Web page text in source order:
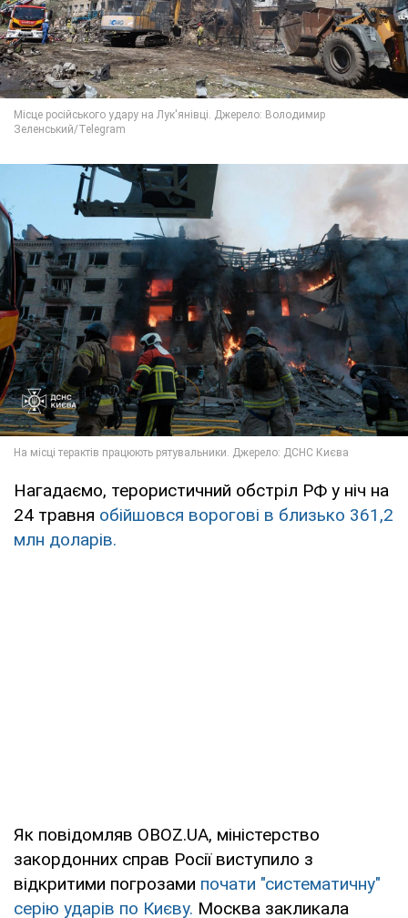
Нагадаємо, терористичний обстріл РФ у ніч на
24 травня обійшовся ворогові в близько 361,2
млн доларів.
Як повідомляв OBOZ.UA, міністерство
закордонних справ Росії виступило з
відкритими погрозами почати "систематичну"
серію ударів по Києву. Москва закликала